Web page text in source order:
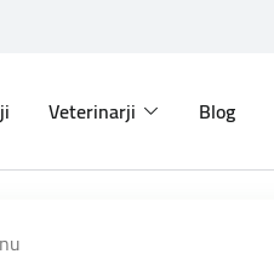
Veterinarji Blog